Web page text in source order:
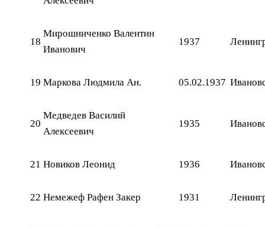
18
Мирошниченко Валентин
Иванович
1937
19 Маркова Людмила Ан. 05.02.1937
20
Медведев Василий
Алексеевич
1935
21 Новиков Леонид 1936
22 Немежеф Рафен Закер 1931